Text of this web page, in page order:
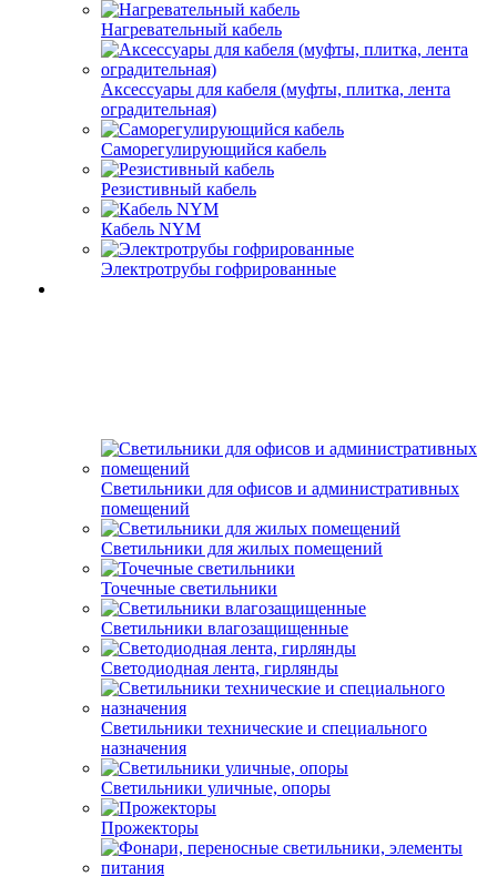
Нагревательный кабель
Аксессуары для кабеля (муфты, плитка, лента
оградительная)
Саморегулирующийся кабель
Резистивный кабель
Кабель NYM
Электротрубы гофрированные
Светильники для офисов и административных
помещений
Светильники для жилых помещений
Точечные светильники
Светильники влагозащищенные
Светодиодная лента, гирлянды
Светильники технические и специального
назначения
Светильники уличные, опоры
Прожекторы